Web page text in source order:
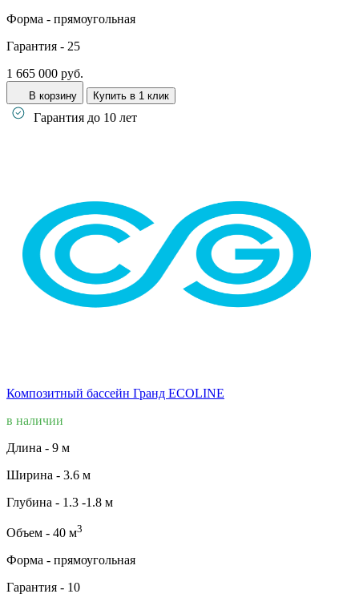
Форма - прямоугольная
Гарантия - 25
1 665 000 руб.
В корзину Купить в 1 клик
Гарантия до 10 лет
Композитный бассейн Гранд ECOLINE
в наличии
Длина - 9 м
Ширина - 3.6 м
Глубина - 1.3 -1.8 м
Объем - 40 м3
Форма - прямоугольная
Гарантия - 10